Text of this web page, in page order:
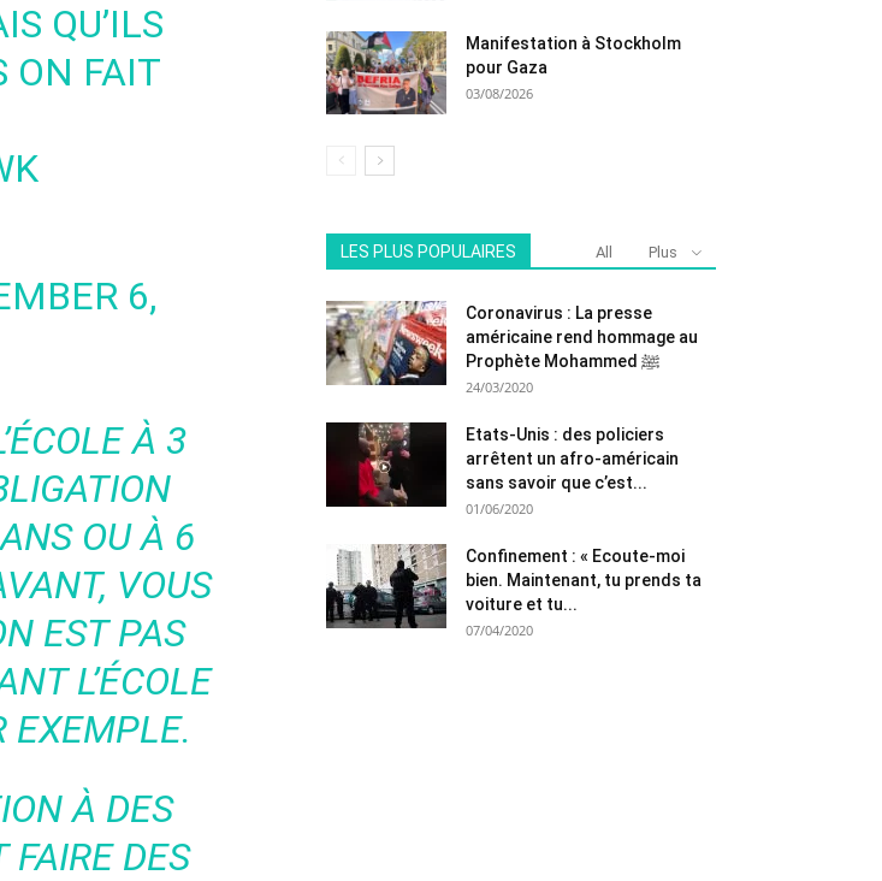
QU’ILS
ON FAIT
6,
À 3
ANS OU À 6
VOUS
EST PAS
L’ÉCOLE
EXEMPLE.
À DES
DES
Manifestation à Stockholm
pour Gaza
03/08/2026
LES PLUS POPULAIRES All Plus
Coronavirus : La presse
américaine rend hommage au
Prophète Mohammed ﷺ
24/03/2020
Etats-Unis : des policiers
arrêtent un afro-américain
sans savoir que c’est...
01/06/2020
Confinement : « Ecoute-moi
bien. Maintenant, tu prends ta
voiture et tu...
07/04/2020